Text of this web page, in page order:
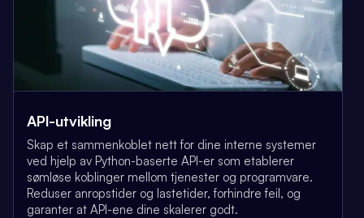
API-utvikling
Skap et sammenkoblet nett for dine interne systemer
ved hjelp av Python-baserte API-er som etablerer
sømløse koblinger mellom tjenester og programvare.
Reduser anropstider og lastetider, forhindre feil, og
garanter at API-ene dine skalerer godt.